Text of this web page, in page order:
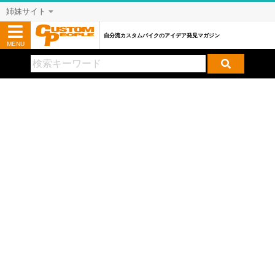
姉妹サイト
MENU
自分流カスタムバイクのアイデア発見マガジン